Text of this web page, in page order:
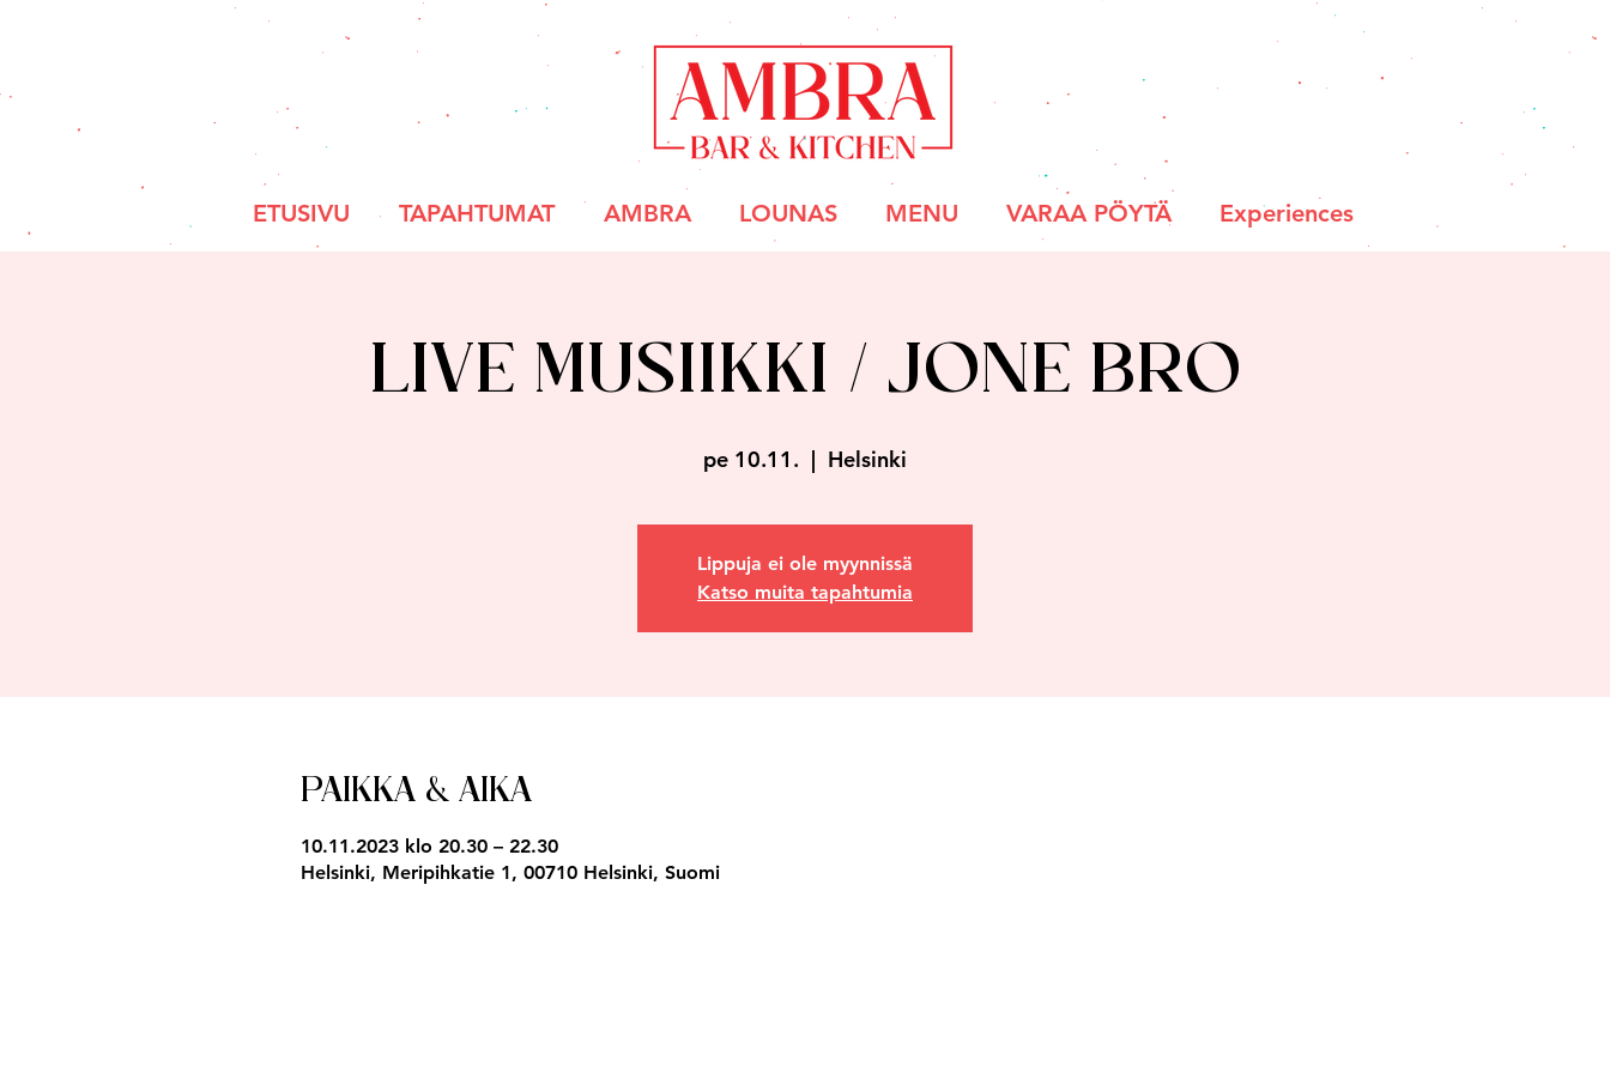
ETUSIVU TAPAHTUMAT AMBRA LOUNAS MENU VARAA PÖYTÄ Experiences
Live Musiikki / Jone Bro
pe 10.11.
  |
Helsinki
Lippuja ei ole myynnissä
Katso muita tapahtumia
Paikka & aika
10.11.2023 klo 20.30 – 22.30
Helsinki, Meripihkatie 1, 00710 Helsinki, Suomi